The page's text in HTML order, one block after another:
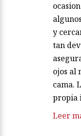
y
tan
ojos al
cama.
propia
Leer